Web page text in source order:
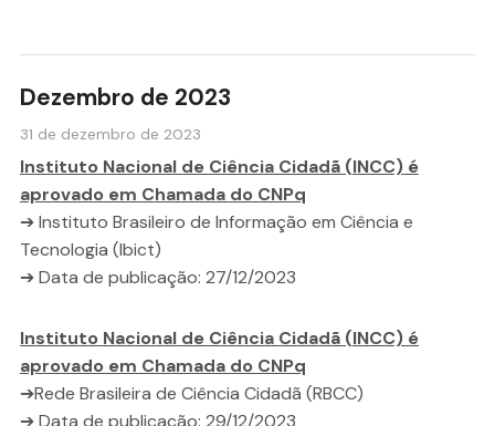
Dezembro de 2023
31 de dezembro de 2023
Instituto Nacional de Ciência Cidadã (INCC) é
aprovado em Chamada do CNPq
➔ Instituto Brasileiro de Informação em Ciência e
Tecnologia (Ibict)
➔ Data de publicação: 27/12/2023
Instituto Nacional de Ciência Cidadã (INCC) é
aprovado em Chamada do CNPq
➔Rede Brasileira de Ciência Cidadã (RBCC)
➔ Data de publicação: 29/12/2023